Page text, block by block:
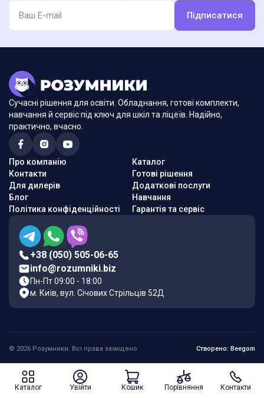
Підписатися
Сучасні рішення для освіти. Обладнання, готові комплекти,
навчання й сервіс під ключ для шкіл та ліцеїв. Надійно,
практично, вчасно.
Про компанію
Контакти
Для дилерів
Блог
Політика конфіденційності
Каталог
Готові рішення
Додаткові послуги
Навчання
Гарантія та сервіс
+38 (050) 505-06-65
info@rozumniki.biz
Пн-Пт 09:00 - 18:00
м. Київ, вул. Січових Стрільців 52Д
© 2026 Розумники. Всі права захищено Створено: Beegom
Каталог Увійти Кошик Порівняння Контакти